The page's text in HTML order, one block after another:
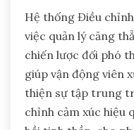
Hệ thống Điều
việc quản lý căng
chiến lược đối phó
giúp vận động viên
thiện sự tập trung
chỉnh cảm xúc hiệu